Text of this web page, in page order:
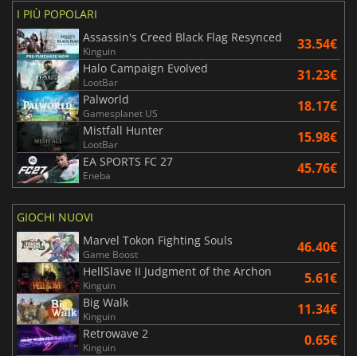
I PIÙ POPOLARI
Assassin's Creed Black Flag Resynced
Kinguin 33.54€
Halo Campaign Evolved
LootBar 31.23€
Palworld
Gamesplanet US 18.17€
Mistfall Hunter
LootBar 15.98€
EA SPORTS FC 27
Eneba 45.76€
GIOCHI NUOVI
Marvel Tokon Fighting Souls
Game Boost 46.40€
HellSlave II Judgment of the Archon
Kinguin 5.61€
Big Walk
Kinguin 11.34€
Retrowave 2
Kinguin 0.65€